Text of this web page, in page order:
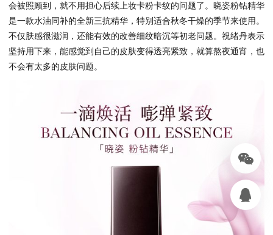
会被照顾到，就不用担心后续上妆卡粉卡纹的问题了。晓姿粉钻精华
是一款水油同补的全新三抗精华，特别适合秋冬干燥的季节来使用。
不仅肤感很滋润，还能有效的改善细纹暗沉等初老问题。祝绪丹表示
坚持用下来，能感觉到自己的皮肤变得透亮紧致，就算熬夜通宵，也
不会有太多的皮肤问题。